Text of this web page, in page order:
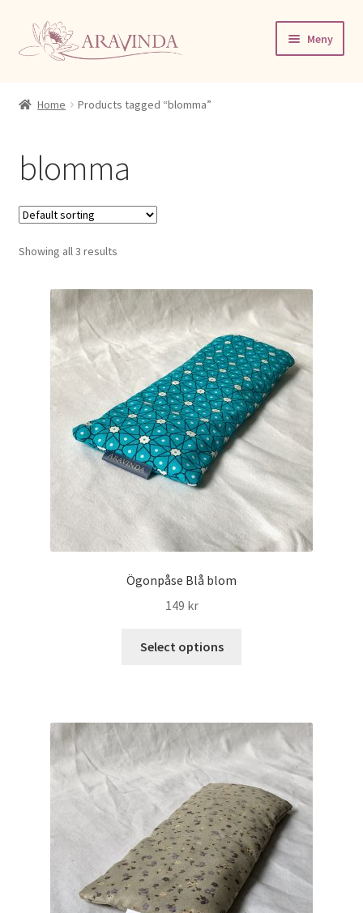
Hoppa
till
Hoppa
till
Meny
Ansiktsmassage express
Aravinda Relax
Butik
Indisk huvud- och ansiktsmassage
Kassa
Om Annelene
Privacy Policy
Varukorg
Home Products tagged “blomma”
blomma
Showing all 3 results
Ögonpåse Blå blom
149 kr
Select options